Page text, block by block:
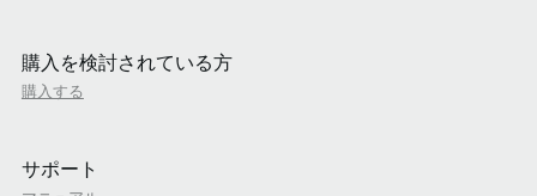
購入を検討されている方
購入する
サポート